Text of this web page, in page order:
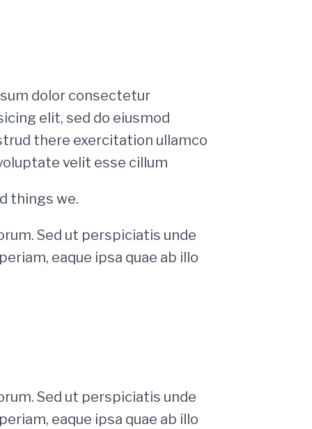
dolor consectetur
elit, sed do eiusmod
there exercitation ullamco
velit esse cillum
things we.
Sed ut perspiciatis unde
eaque ipsa quae ab illo
Sed ut perspiciatis unde
eaque ipsa quae ab illo